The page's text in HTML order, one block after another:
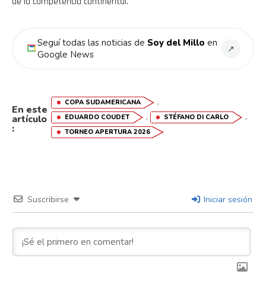
Seguí todas las noticias de Soy del Millo en
Google News
↗
En este
artículo
:
COPA SUDAMERICANA ,
EDUARDO COUDET , STÉFANO DI CARLO ,
TORNEO APERTURA 2026
Suscribirse Iniciar sesión